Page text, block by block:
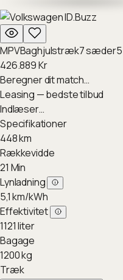
MPVBaghjulstræk7sæder5
426.889Kr
Beregner dit match…
Leasing — bedste tilbud
Indlæser…
Specifikationer
448km
Rækkevidde
21 Min
Lynladning
5,1km/kWh
Effektivitet
1121liter
Bagage
1200kg
Træk